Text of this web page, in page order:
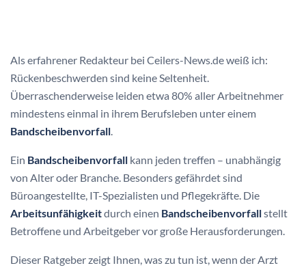
Als erfahrener Redakteur bei Ceilers-News.de weiß ich:
Rückenbeschwerden sind keine Seltenheit.
Überraschenderweise leiden etwa 80% aller Arbeitnehmer
mindestens einmal in ihrem Berufsleben unter einem
Bandscheibenvorfall.
Ein Bandscheibenvorfall kann jeden treffen – unabhängig
von Alter oder Branche. Besonders gefährdet sind
Büroangestellte, IT-Spezialisten und Pflegekräfte. Die
Arbeitsunfähigkeitdurch einen Bandscheibenvorfallstellt
Betroffene und Arbeitgeber vor große Herausforderungen.
Dieser Ratgeber zeigt Ihnen, was zu tun ist, wenn der Arzt